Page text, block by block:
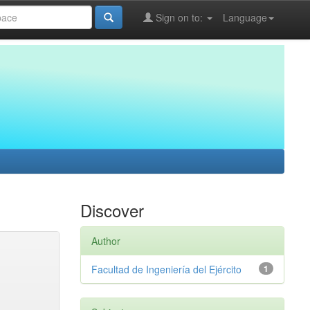
Language
Sign on to:
Discover
Author
1
Facultad de Ingeniería del Ejército